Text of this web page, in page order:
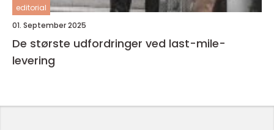
editorial
01. September 2025
De største udfordringer ved last-mile-
levering